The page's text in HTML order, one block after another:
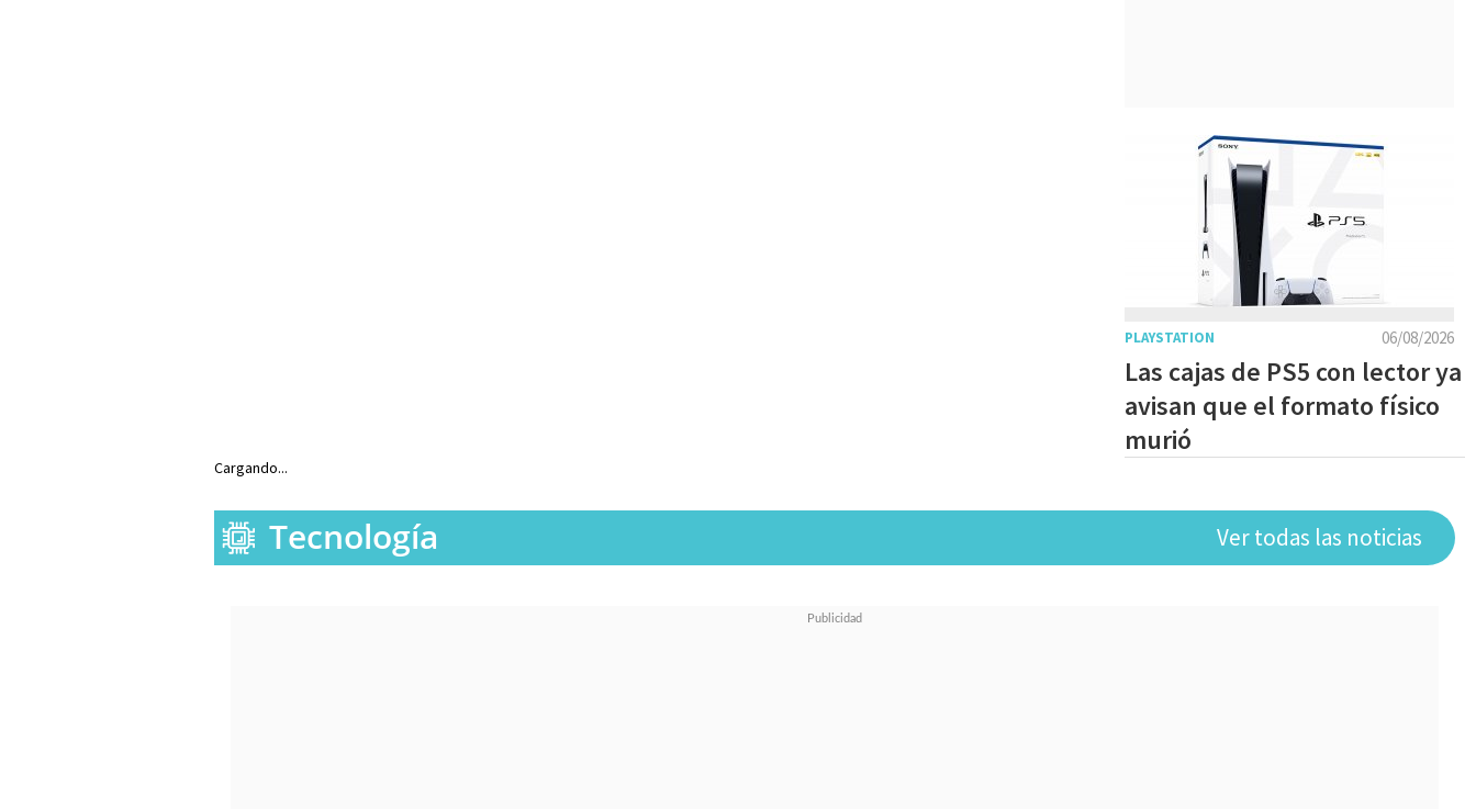
06/08/2026
PLAYSTATION
Las cajas de PS5 con lector ya
avisan que el formato físico
murió
Cargando...
Ver todas las noticias
Tecnología